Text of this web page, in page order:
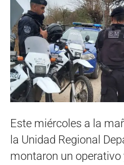
Este miércoles a la
la Unidad Regional
montaron un operativo